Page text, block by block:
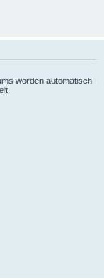
worden automatisch